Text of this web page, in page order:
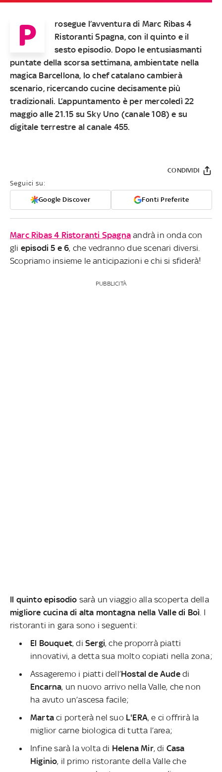
P rosegue l’avventura di Marc Ribas 4
Ristoranti Spagna, con ilquinto e il
sesto episodio. Dopo le entusiasmanti
puntate della scorsa settimana, ambientate nella
magica Barcellona, lo chef catalano cambierà
scenario, ricercando cucine decisamente più
tradizionali. L’appuntamento è permercoledì 22
maggio alle 21.15 su Sky Uno (canale 108) e su
digitale terrestre al canale 455.
Seguici su:
Google Discover Fonti Preferite
CONDIVIDI
Marc Ribas 4 Ristoranti Spagna andrà in onda con
gli episodi 5 e 6, che vedranno due scenari diversi.
Scopriamo insieme le anticipazioni e chi si sfiderà!
PUBBLICITÀ
Il quinto episodio sarà un viaggio alla scoperta della
migliore cucina di alta montagna nella Valle di Boì . I
ristoranti in gara sono i seguenti:
El Bouquet, di Sergi, che proporrà piatti
innovativi, a detta sua molto copiati nella zona;
Assageremo i piatti dell’Hostal de Aude di
Encarna, un nuovo arrivo nella Valle, che non
ha avuto un’ascesa facile;
Marta ci porterà nel suo L'ERA, e ci offrirà la
miglior carne biologica di tutta l’area;
Infine sarà la volta di Helena Mir, di Casa
Higinio, il primo ristorante della Valle che